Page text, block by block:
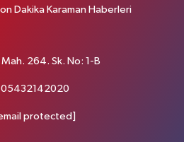
Dakika Karaman Haberleri
Mah. 264. Sk. No: 1-B
05432142020
protected]